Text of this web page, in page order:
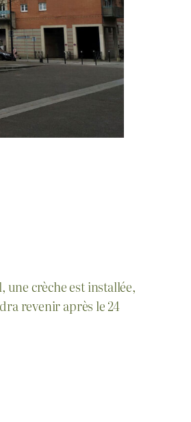
une crèche est installée,
revenir après le 24